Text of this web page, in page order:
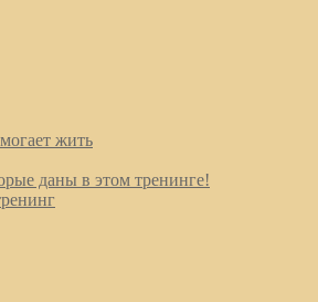
жить
даны в этом тренинге!